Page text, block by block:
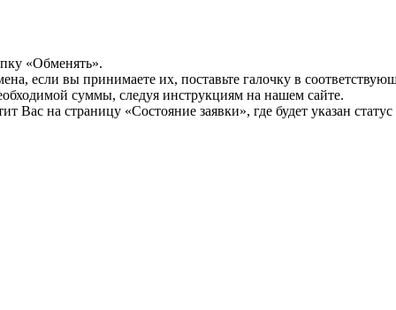
«Обменять».
если вы принимаете их, поставьте галочку в
суммы, следуя инструкциям на нашем сайте.
Вас на страницу «Состояние заявки», где будет указан